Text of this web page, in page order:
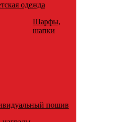
одежда
Шарфы,
шапки
пошив